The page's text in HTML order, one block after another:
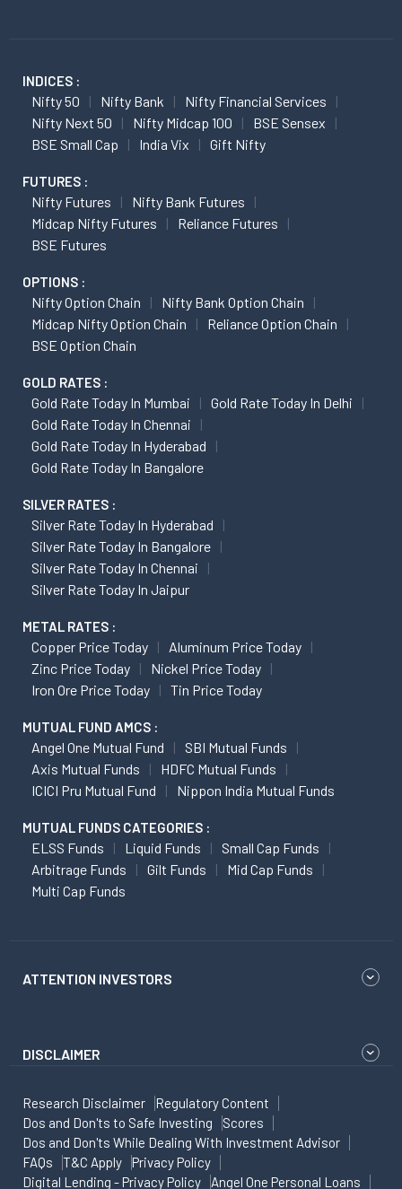
INDICES :
Nifty 50 Nifty Bank
Nifty Financial Services
Nifty Next 50
Nifty Midcap 100
BSE Sensex
BSE Small Cap
India Vix Gift Nifty
FUTURES :
Nifty Futures
Nifty Bank Futures
Midcap Nifty Futures
Reliance Futures
BSE Futures
OPTIONS :
Nifty Option Chain
Nifty Bank Option Chain
Midcap Nifty Option Chain
Reliance Option Chain
BSE Option Chain
GOLD RATES :
Gold Rate Today In Mumbai
Gold Rate Today In Delhi
Gold Rate Today In Chennai
Gold Rate Today In Hyderabad
Gold Rate Today In Bangalore
SILVER RATES :
Silver Rate Today In Hyderabad
Silver Rate Today In Bangalore
Silver Rate Today In Chennai
Silver Rate Today In Jaipur
METAL RATES :
Copper Price Today
Aluminum Price Today
Zinc Price Today
Nickel Price Today
Iron Ore Price Today
Tin Price Today
MUTUAL FUND AMCS :
Angel One Mutual Fund
SBI Mutual Funds
Axis Mutual Funds
HDFC Mutual Funds
ICICI Pru Mutual Fund
Nippon India Mutual Funds
MUTUAL FUNDS CATEGORIES :
ELSS Funds Liquid Funds
Small Cap Funds
Arbitrage Funds
Gilt Funds
Mid Cap Funds
Multi Cap Funds
ATTENTION INVESTORS
DISCLAIMER
Research Disclaimer
Regulatory Content
Dos and Don'ts to Safe Investing
Scores
Dos and Don'ts While Dealing With Investment Advisor
FAQs
T&C Apply
Privacy Policy
Digital Lending - Privacy Policy
Angel One Personal Loans